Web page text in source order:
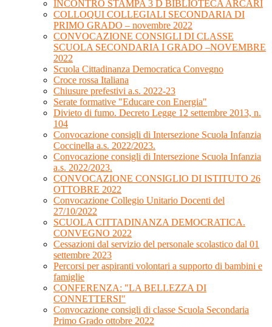
INCONTRO STAMPA 3 D BIBLIOTECA ARCARI
COLLOQUI COLLEGIALI SECONDARIA DI
PRIMO GRADO – novembre 2022
CONVOCAZIONE CONSIGLI DI CLASSE
SCUOLA SECONDARIA I GRADO –NOVEMBRE
2022
Scuola Cittadinanza Democratica Convegno
Croce rossa Italiana
Chiusure prefestivi a.s. 2022-23
Serate formative "Educare con Energia"
Divieto di fumo. Decreto Legge 12 settembre 2013, n.
104
Convocazione consigli di Intersezione Scuola Infanzia
Coccinella a.s. 2022/2023.
Convocazione consigli di Intersezione Scuola Infanzia
a.s. 2022/2023.
CONVOCAZIONE CONSIGLIO DI ISTITUTO 26
OTTOBRE 2022
Convocazione Collegio Unitario Docenti del
27/10/2022
SCUOLA CITTADINANZA DEMOCRATICA.
CONVEGNO 2022
Cessazioni dal servizio del personale scolastico dal 01
settembre 2023
Percorsi per aspiranti volontari a supporto di bambini e
famiglie
CONFERENZA: "LA BELLEZZA DI
CONNETTERSI"
Convocazione consigli di classe Scuola Secondaria
Primo Grado ottobre 2022